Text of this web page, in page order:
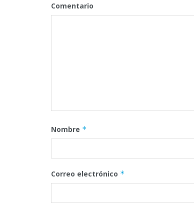
Comentario
Nombre *
Correo electrónico *